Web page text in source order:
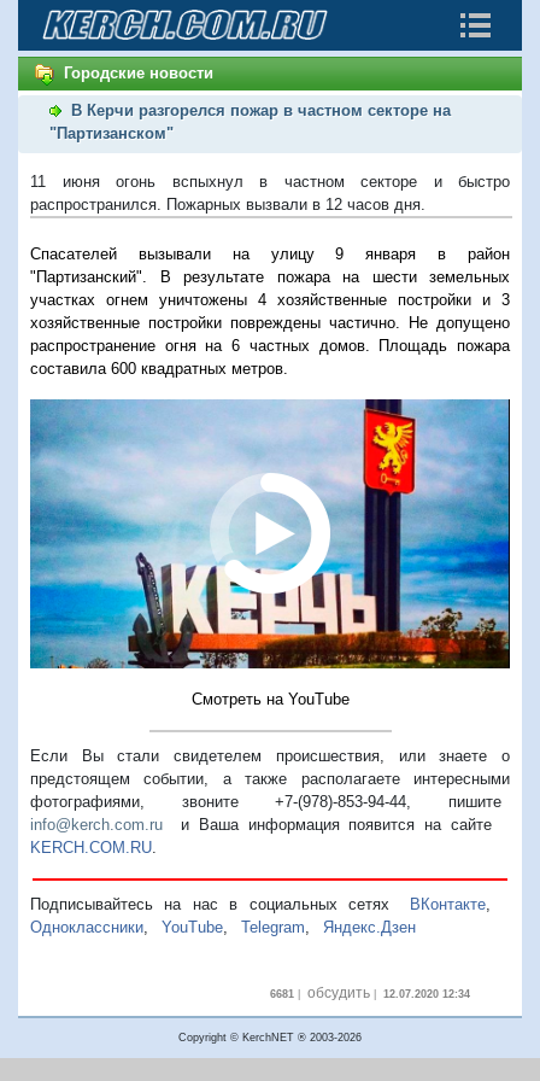
Городские новости
В Керчи разгорелся пожар в частном секторе на
"Партизанском"
11 июня огонь вспыхнул в частном секторе и быстро
распространился. Пожарных вызвали в 12 часов дня.
Спасателей вызывали на улицу 9 января в район
"Партизанский". В результате пожара на шести земельных
участках огнем уничтожены 4 хозяйственные постройки и 3
хозяйственные постройки повреждены частично. Не допущено
распространение огня на 6 частных домов.
Площадь пожара
составила 600 квадратных метров.
Смотреть на YouTube
Если Вы стали свидетелем происшествия, или знаете о
предстоящем событии, а также располагаете интересными
фотографиями, звоните +7-(978)-853-94-44, пишите
info@kerch.com.ru и Ваша информация появится на сайте
KERCH.COM.RU
Подписывайтесь на нас в социальных сетях ВКонтакте,
Одноклассники
YouTube Telegram Яндекс.Дзен
6681 обсудить| 12.07.2020 12:34
Copyright © KerchNET ® 2003-2026